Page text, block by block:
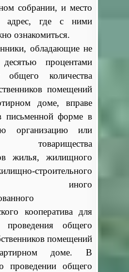
собрании, и место
адрес, где с ними
ознакомиться.
обладающие не
процентами
количества
помещений
доме, вправе
письменной форме в
организацию или
товарищества
жилья, жилищного
строительного
иного
кооператива для
проведения общего
помещений
доме. В
проведении общего